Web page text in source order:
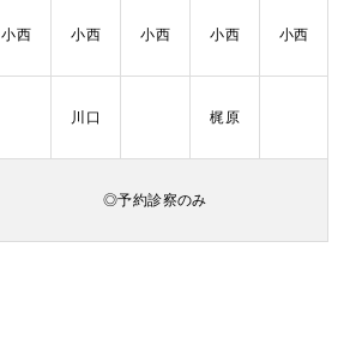
小西 小西 小西 小西 小西
川口 梶原
◎予約診察のみ